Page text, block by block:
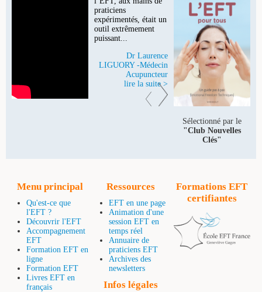
praticiens
expérimentés, était un
outil extrêmement
puissant...
Dr Laurence
LIGUORY -Médecin
Acupuncteur
lire la suite >
Sélectionné par le
"Club Nouvelles
Clés"
Menu principal
Qu'est-ce que
l'EFT ?
Découvrir l'EFT
Accompagnement
EFT
Formation EFT en
ligne
Formation EFT
Livres EFT en
français
Ressources
EFT en une page
Animation d'une
session EFT en
temps réel
Annuaire de
praticiens EFT
Archives des
newsletters
Infos légales
Formations EFT
certifiantes